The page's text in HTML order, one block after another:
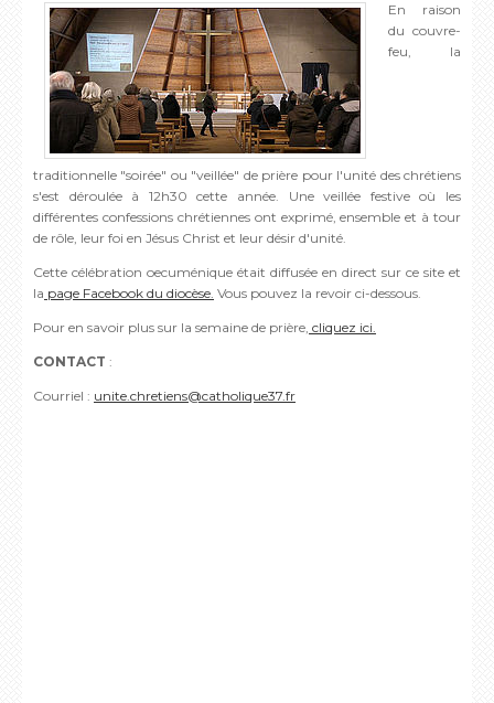
En raison
du couvre-
feu, la
traditionnelle "soirée" ou "veillée" de prière pour l'unité des chrétiens
s'est déroulée à 12h30 cette année. Une veillée festive où les
différentes confessions chrétiennes ont exprimé, ensemble et à tour
de rôle, leur foi en Jésus Christ et leur désir d'unité.
Cette célébration oecuménique était diffusée en direct sur ce site et
la page Facebook du diocèse. Vous pouvez la revoir ci-dessous.
Pour en savoir plus sur la semaine de prière, cliquez ici.
CONTACT :
Courriel : unite.chretiens@catholique37.fr